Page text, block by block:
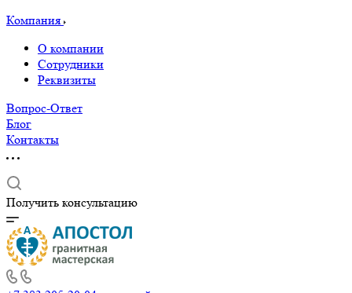
Компания
О компании
Сотрудники
Реквизиты
Вопрос-Ответ
Блог
Контакты
Получить консультацию